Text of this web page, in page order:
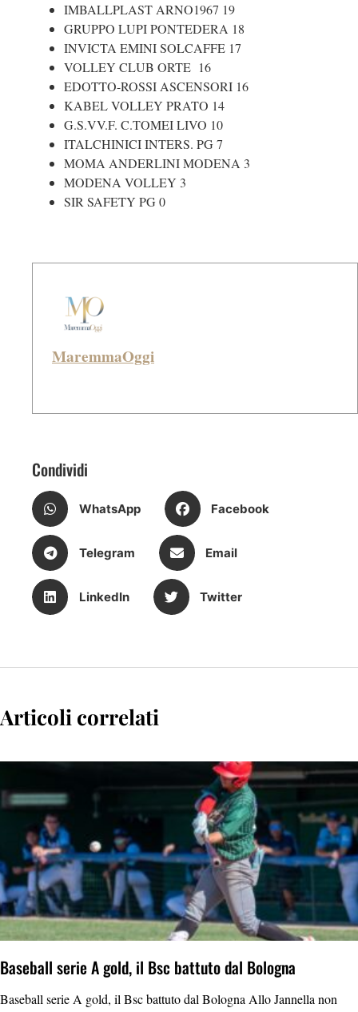
IMBALLPLAST ARNO1967 19
GRUPPO LUPI PONTEDERA 18
INVICTA EMINI SOLCAFFE 17
VOLLEY CLUB ORTE 16
EDOTTO-ROSSI ASCENSORI 16
KABEL VOLLEY PRATO 14
G.S.VV.F. C.TOMEI LIVO 10
ITALCHINICI INTERS. PG 7
MOMA ANDERLINI MODENA 3
MODENA VOLLEY 3
SIR SAFETY PG0
MaremmaOggi
Condividi
WhatsApp Facebook
Telegram Email
LinkedIn Twitter
Articoli correlati
Baseball serie A gold, il Bsc battuto dal Bologna
Baseball serie A gold, il Bsc battuto dal Bologna Allo Jannella non